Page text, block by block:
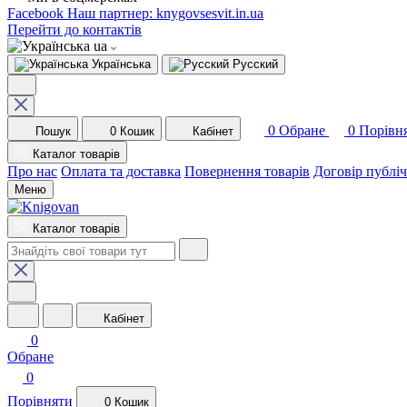
Facebook Наш партнер: knygovsesvit.in.ua
Перейти до контактів
ua
Українська Русский
Пошук 0 Кошик Кабінет 0 Обране 0
Каталог товарів
Про нас Оплата та доставка Повернення товарів Договір
Меню
Каталог товарів
Кабінет
0
Обране
0
Порівняти
0 Кошик